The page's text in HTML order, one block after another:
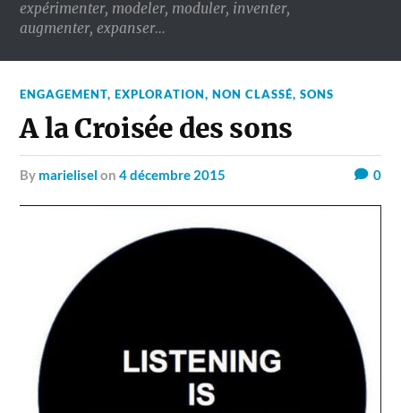
expérimenter, modeler, moduler, inventer,
augmenter, expanser…
ENGAGEMENT,EXPLORATION,NON CLASSÉ,SONS
A la Croisée des sons
by marielisel on4 décembre 2015 0